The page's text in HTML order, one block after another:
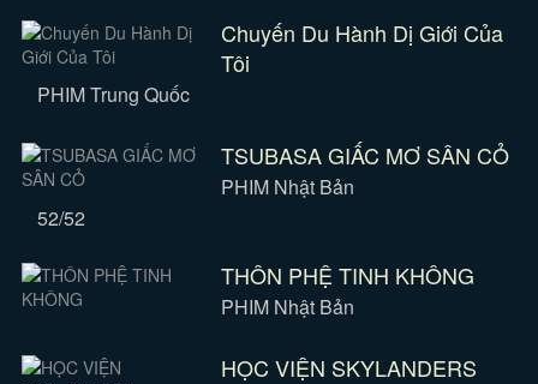
Chuyến Du Hành Dị Giới Của
Tôi
PHIM Trung Quốc
TSUBASA GIẤC MƠ SÂN CỎ
PHIM Nhật Bản
52/52
THÔN PHỆ TINH KHÔNG
PHIM Nhật Bản
HỌC VIỆN SKYLANDERS